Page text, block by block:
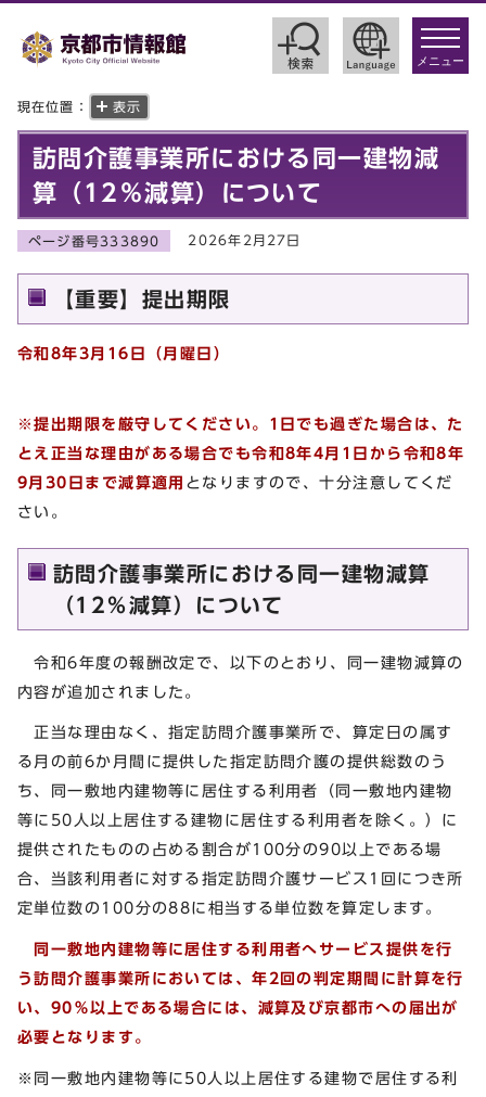
toggle
メニュー
現在位置： 表示
訪問介護事業所における同一建物減
算（12％減算）について
ページ番号333890 2026年2月27日
【重要】提出期限
令和8年3月16日（月曜日）
※提出期限を厳守してください。1日でも過ぎた場合は、た
とえ正当な理由がある場合でも令和8年4月1日から令和8年
9月30日まで減算適用 となりますので、十分注意してくだ
さい。
訪問介護事業所における同一建物減算
（12％減算）について
令和6年度の報酬改定で、以下のとおり、同一建物減算の
内容が追加されました。
正当な理由なく、指定訪問介護事業所で、算定日の属す
る月の前6か月間に提供した指定訪問介護の提供総数のう
ち、同一敷地内建物等に居住する利用者（同一敷地内建物
等に50人以上居住する建物に居住する利用者を除く。）に
提供されたものの占める割合が100分の90以上である場
合、当該利用者に対する指定訪問介護サービス1回につき所
定単位数の100分の88に相当する単位数を算定します。
同一敷地内建物等に居住する利用者へサービス提供を行
う訪問介護事業所においては、年2回の判定期間に計算を行
い、90％以上である場合には、減算及び京都市への届出が
必要となります。
※同一敷地内建物等に50人以上居住する建物で居住する利